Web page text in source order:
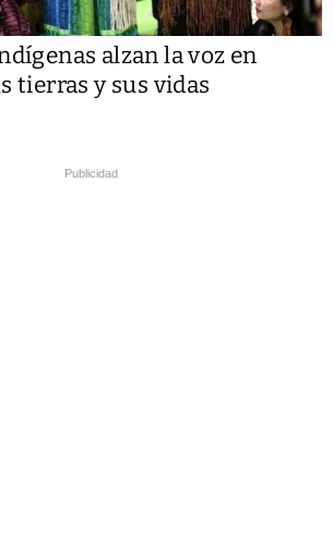
alzan la voz en
tierras y sus vidas
Publicidad